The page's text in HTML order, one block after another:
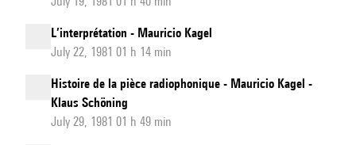
L’interprétation - Mauricio Kagel
July 22, 1981 01 h 14 min
Histoire de la pièce radiophonique - Mauricio Kagel -
Klaus Schöning
July 29, 1981 01 h 49 min